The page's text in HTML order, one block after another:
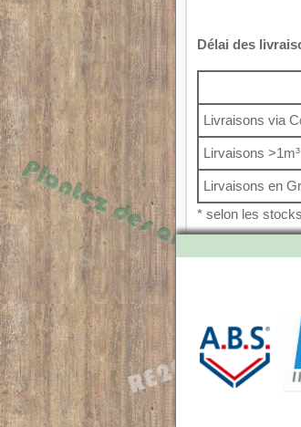
Délai des
Livraisons via
Lirvaisons >1m³
Lirvaisons en
* selon les